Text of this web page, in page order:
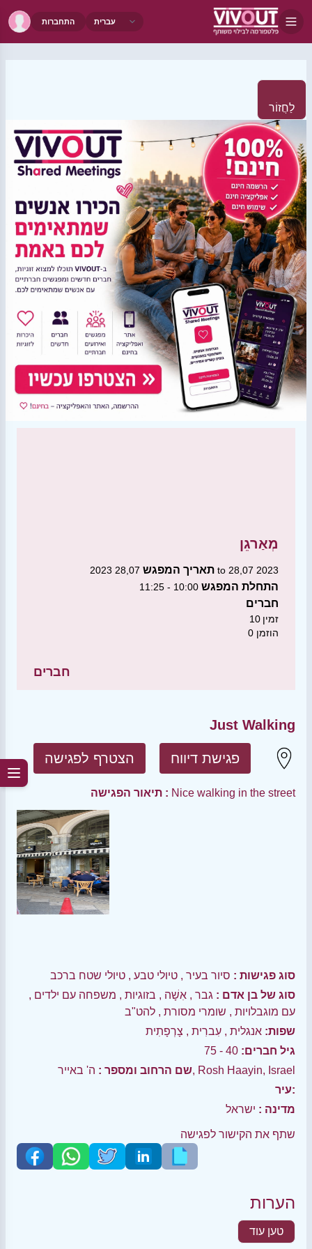
התחברות
לַחֲזוֹר
מְאַרגֵן
תאריך המפגש 28,07 2023 to 28,07 2023
התחלת המפגש 10:00 - 11:25
חברים
10 זמין
0 הוזמן
חברים
Just Walking
הצטרף לפגישה פגישת דיווח
תיאור הפגישה : Nice walking in the street
סוג פגישות : סיור בעיר , טיולי טבע , טיולי שטח ברכב
סוג של בן אדם : גבר , אִשָׁה , בזוגיות , משפחה עם ילדים ,
עם מוגבלויות , שומרי מסורת , להט"ב
שפות: אנגלית , עִברִית , צָרְפָתִית
גיל חברים: 40 - 75
שם הרחוב ומספר :ה' באייר, Rosh Haayin, Israel
עיר:
מדינה : ישראל
שתף את הקישור לפגישה
הערות
טען עוד